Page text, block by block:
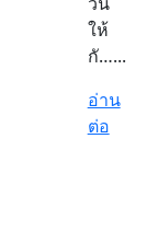
ให้
กั…...
อ่าน
ต่อ